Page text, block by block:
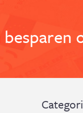
besparen